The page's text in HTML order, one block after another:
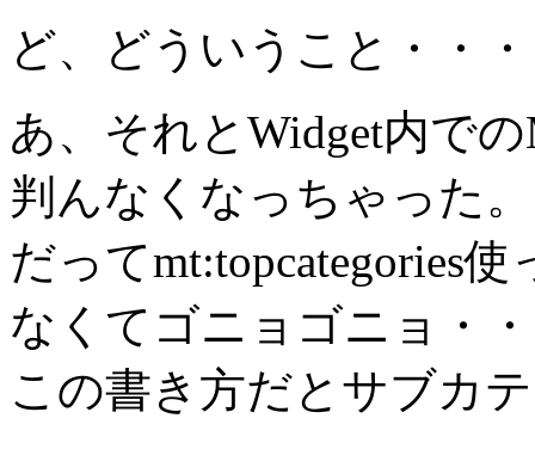
ど、どういうこと・・
あ、それとWidget内で
判んなくなっちゃった
だってmt:topcategories
なくてゴニョゴニョ・
この書き方だとサブカ